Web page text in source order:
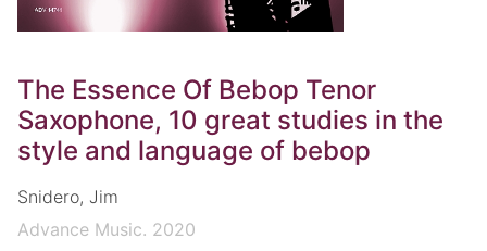
The Essence Of Bebop Tenor
Saxophone, 10 great studies in the
style and language of bebop
Snidero, Jim
Advance Music. 2020